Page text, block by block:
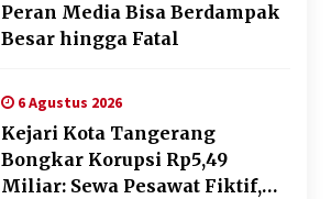
Peran Media Bisa Berdampak
Besar hingga Fatal
6 Agustus 2026
Kejari Kota Tangerang
Bongkar Korupsi Rp5,49
Miliar: Sewa Pesawat Fiktif,